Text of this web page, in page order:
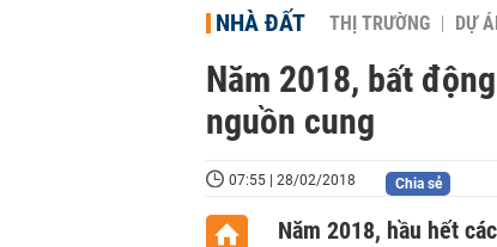
NHÀ ĐẤT THỊ TRƯỜNG DỰ
Năm 2018, bất
nguồn cung
07:55 | 28/02/2018 Chia sẻ
Năm 2018, hầu hết